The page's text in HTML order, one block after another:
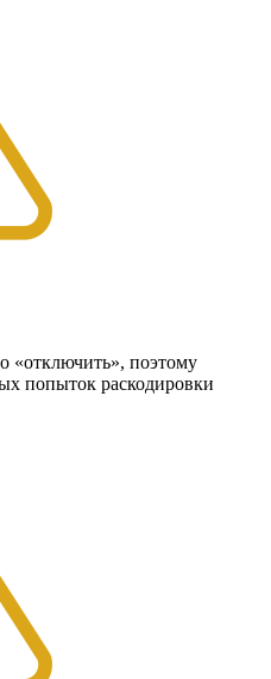
«отключить», поэтому
попыток раскодировки